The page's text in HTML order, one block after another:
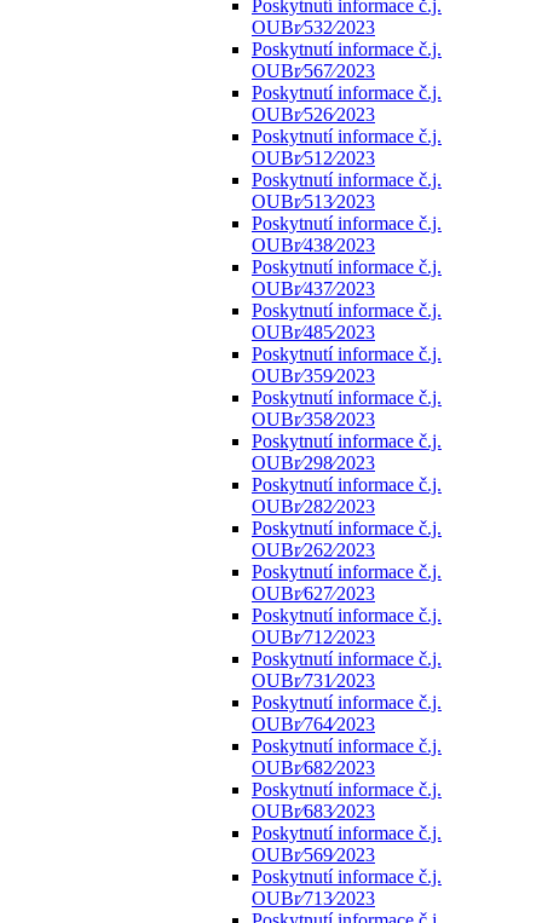
Poskytnutí informace č.j.
OUBr⁄532⁄2023
Poskytnutí informace č.j.
OUBr⁄567⁄2023
Poskytnutí informace č.j.
OUBr⁄526⁄2023
Poskytnutí informace č.j.
OUBr⁄512⁄2023
Poskytnutí informace č.j.
OUBr⁄513⁄2023
Poskytnutí informace č.j.
OUBr⁄438⁄2023
Poskytnutí informace č.j.
OUBr⁄437⁄2023
Poskytnutí informace č.j.
OUBr⁄485⁄2023
Poskytnutí informace č.j.
OUBr⁄359⁄2023
Poskytnutí informace č.j.
OUBr⁄358⁄2023
Poskytnutí informace č.j.
OUBr⁄298⁄2023
Poskytnutí informace č.j.
OUBr⁄282⁄2023
Poskytnutí informace č.j.
OUBr⁄262⁄2023
Poskytnutí informace č.j.
OUBr⁄627⁄2023
Poskytnutí informace č.j.
OUBr⁄712⁄2023
Poskytnutí informace č.j.
OUBr⁄731⁄2023
Poskytnutí informace č.j.
OUBr⁄764⁄2023
Poskytnutí informace č.j.
OUBr⁄682⁄2023
Poskytnutí informace č.j.
OUBr⁄683⁄2023
Poskytnutí informace č.j.
OUBr⁄569⁄2023
Poskytnutí informace č.j.
OUBr⁄713⁄2023